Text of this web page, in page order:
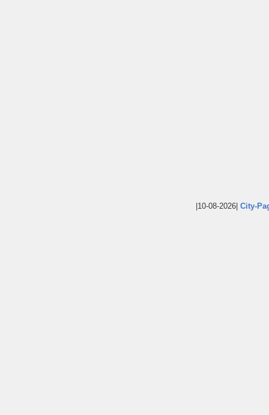
|10-08-2026| City-